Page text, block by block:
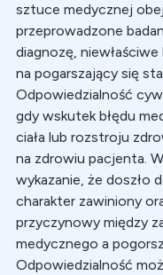
sztuce medycznej
przeprowadzone
diagnozę,
na pogarszający się
Odpowiedzialność
gdy wskutek błędu
ciała lub rozstroju
na zdrowiu pacjenta.
wykazanie, że doszło
charakter zawiniony
przyczynowy między
medycznego a
Odpowiedzialność